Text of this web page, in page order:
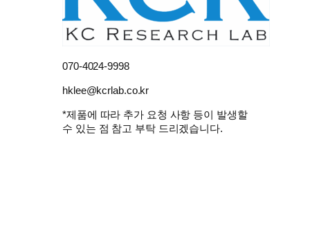
070-4024-9998
hklee@kcrlab.co.kr
*제품에 따라 추가 요청 사항 등이 발생할
수 있는 점 참고 부탁 드리겠습니다.